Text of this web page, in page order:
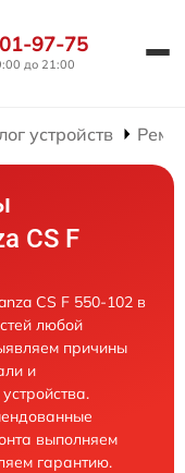
97-75
до 21:00
устройств
CS F
CS F 550-102 в
любой
причины
и
выполняем
гарантию.